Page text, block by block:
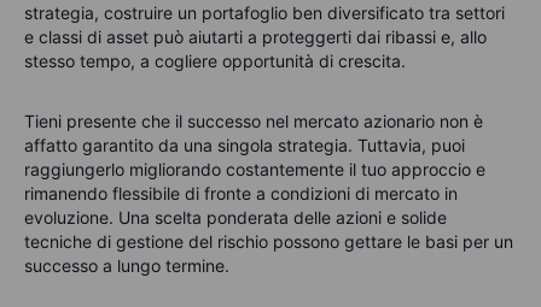
strategia, costruire un portafoglio ben diversificato tra settori
e classi di asset può aiutarti a proteggerti dai ribassi e, allo
stesso tempo, a cogliere opportunità di crescita.
Tieni presente che il successo nel mercato azionario non è
affatto garantito da una singola strategia. Tuttavia, puoi
raggiungerlo migliorando costantemente il tuo approccio e
rimanendo flessibile di fronte a condizioni di mercato in
evoluzione. Una scelta ponderata delle azioni e solide
tecniche di gestione del rischio possono gettare le basi per un
successo a lungo termine.